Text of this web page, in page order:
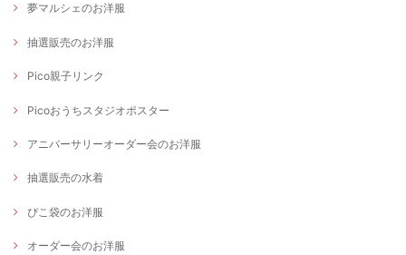
夢マルシェのお洋服
抽選販売のお洋服
Pico親子リンク
Picoおうちスタジオポスター
アニバーサリーオーダー会のお洋服
抽選販売の水着
ぴこ袋のお洋服
オーダー会のお洋服